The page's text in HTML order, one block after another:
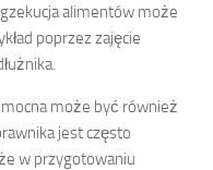
alimentów może
poprzez zajęcie
może być również
jest często
w przygotowaniu